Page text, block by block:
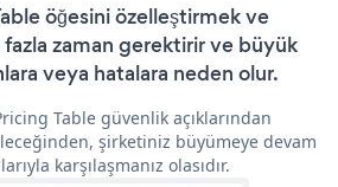
öğesini özelleştirmek ve
zaman gerektirir ve büyük
veya hatalara neden olur.
Table güvenlik açıklarından
şirketiniz büyümeye devam
karşılaşmanız olasıdır.